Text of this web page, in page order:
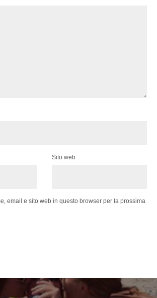
Sito web
email e sito web in questo browser per la prossima